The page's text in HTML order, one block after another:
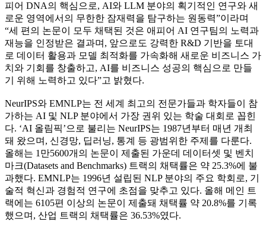
피어 DNA의 핵심으로, AI와 LLM 분야의 획기적인 연구와 새
로운 영역에서의 무한한 잠재력을 탐구하는 원동력”이라며
“세 편의 논문이 모두 채택된 것은 애피어 AI 연구팀의 노력과
재능을 인정받은 결과며, 앞으로도 강력한 R&D 기반을 토대
로 데이터 활용과 모델 최적화를 가속화해 새로운 비즈니스 가
치와 기회를 창출하고, AI를 비즈니스 성공의 핵심으로 만들
기 위해 노력하고 있다”고 밝혔다.
NeurIPS와 EMNLP는 전 세계 최고의 전문가들과 학자들이 참
가하는 AI 및 NLP 분야에서 가장 권위 있는 학술 대회로 꼽힌
다. ‘AI 올림픽’으로 불리는 NeurIPS는 1987년부터 매년 개최
돼 왔으며, 신경망, 딥러닝, 통계 등 광범위한 주제를 다룬다.
올해는 1만5600개의 논문이 제출된 가운데 데이터셋 및 벤치
마크(Datasets and Benchmarks) 트랙의 채택률은 약 25.3%에 불
과했다. EMNLP는 1996년 설립된 NLP 분야의 주요 학회로, 기
술적 혁신과 경험적 연구에 초점을 맞추고 있다. 올해 메인 트
랙에는 6105편 이상의 논문이 제출돼 채택률 약 20.8%를 기록
했으며, 산업 트랙의 채택률은 36.53%였다.